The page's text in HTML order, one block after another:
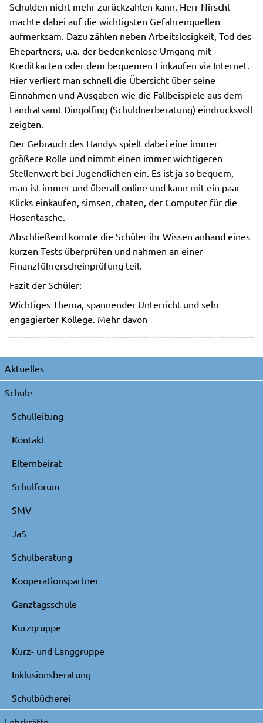
Schulden nicht mehr zurückzahlen kann. Herr Nirschl
machte dabei auf die wichtigsten Gefahrenquellen
aufmerksam. Dazu zählen neben Arbeitslosigkeit, Tod des
Ehepartners, u.a. der bedenkenlose Umgang mit
Kreditkarten oder dem bequemen Einkaufen via Internet.
Hier verliert man schnell die Übersicht über seine
Einnahmen und Ausgaben wie die Fallbeispiele aus dem
Landratsamt Dingolfing (Schuldnerberatung) eindrucksvoll
zeigten.
Der Gebrauch des Handys spielt dabei eine immer
größere Rolle und nimmt einen immer wichtigeren
Stellenwert bei Jugendlichen ein. Es ist ja so bequem,
man ist immer und überall online und kann mit ein paar
Klicks einkaufen, simsen, chaten, der Computer für die
Hosentasche.
Abschließend konnte die Schüler ihr Wissen anhand eines
kurzen Tests überprüfen und nahmen an einer
Finanzführerscheinprüfung teil.
Fazit der Schüler:
Wichtiges Thema, spannender Unterricht und sehr
engagierter Kollege. Mehr davon
Navigation
Aktuelles
Schule
Schulleitung
Kontakt
Elternbeirat
Schulforum
SMV
JaS
Schulberatung
Kooperationspartner
Ganztagsschule
Kurzgruppe
Kurz- und Langgruppe
Inklusionsberatung
Schulbücherei